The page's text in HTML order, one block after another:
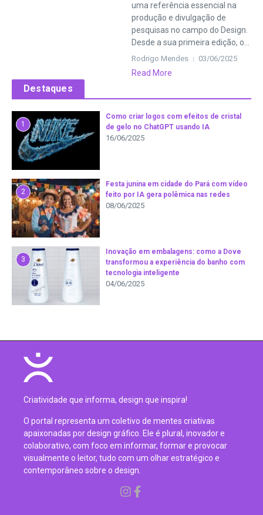
uma referência essencial na
produção e divulgação de
pesquisas no campo do Design.
Desde a sua primeira edição, o...
Rodrigo Mendes 03/06/2025
Read More
Destaques
1
Como criar logos com efeitos de cristal
de gelo no ChatGPT usando IA
16/06/2025
2
Festa junina em cidade do Pará com vídeo
feito por IA gera polêmica nas redes
08/06/2025
3
Inovação em embalagens: como a Dove
transformou a experiência do banho com
tecnologia inteligente
04/06/2025
Criatividade que informa, design que inspira!
O portal representa um coletivo de mentes criativas
apaixonadas por design gráfico. Ele é plural, inovador e
colaborativo, com foco em informar, formar e provocar
visualmente o leitor, tudo com um olhar estratégico e
contemporâneo sobre o design.